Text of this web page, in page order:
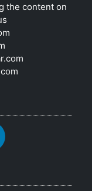
the content on